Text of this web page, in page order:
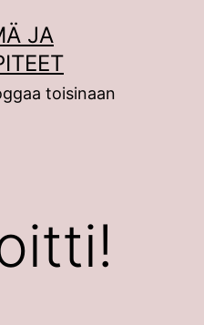
JA
toisinaan